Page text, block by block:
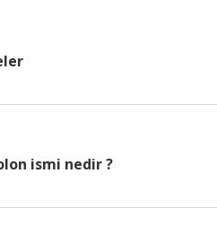
ismi nedir ?